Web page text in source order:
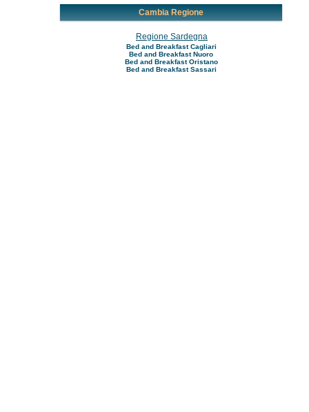
Cambia Regione
Regione Sardegna
Bed and Breakfast Cagliari
Bed and Breakfast Nuoro
Bed and Breakfast Oristano
Bed and Breakfast Sassari